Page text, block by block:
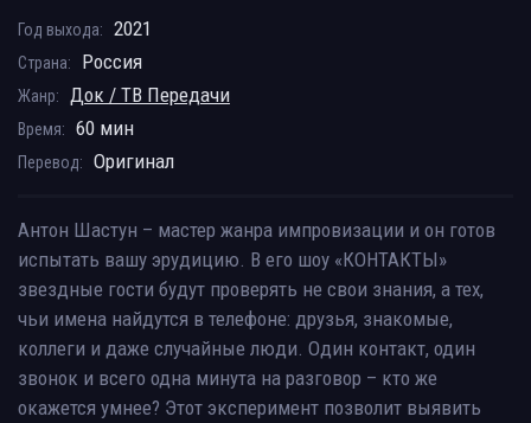
Год выхода: 2021
Страна: Россия
Жанр: Док / ТВ Передачи
Время: 60 мин
Перевод: Оригинал
Антон Шастун – мастер жанра импровизации и он готов
испытать вашу эрудицию. В его шоу «КОНТАКТЫ»
звездные гости будут проверять не свои знания, а тех,
чьи имена найдутся в телефоне: друзья, знакомые,
коллеги и даже случайные люди. Один контакт, один
звонок и всего одна минута на разговор – кто же
окажется умнее? Этот эксперимент позволит выявить